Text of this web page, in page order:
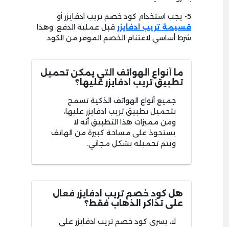
5- يجب استخدام كود خصم تريب ادفايزر أو
قسيمة تريب ادفايزر قبل عملية الدفع، وهذا
شرط أساسي لاغتنام الخصم الموفر من الكود.
ما أنواع الهواتف التي يمكن تحميل
تطبيق تريب ادفايزر عليها؟
جميع أنواع الهواتف الذكية تسمح
بتحميل تطبيق تريب ادفايزر عليها،
ومن مميزات هذا التطبيق أنه لا
يستحوذ على مساحة كبيرة من الهاتف
ويتم تحميله بشكل مجاني.
هل كود خصم تريب ادفايزر فعال
على تذاكر الذهاب فقط؟
لا، يسري كود خصم تريب ادفايزر على